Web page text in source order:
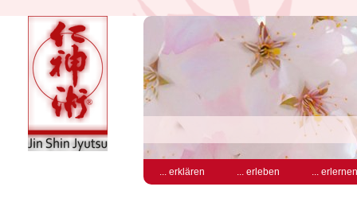
... erklären ... erleben ... erlernen